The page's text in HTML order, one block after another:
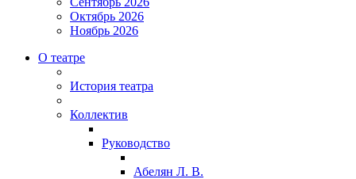
Октябрь 2026
Ноябрь 2026
О театре
История театра
Коллектив
Руководство
Абелян Л. В.